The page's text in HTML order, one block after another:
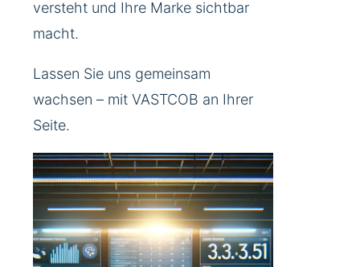
versteht und Ihre Marke sichtbar
macht.
Lassen Sie uns gemeinsam
wachsen – mit VASTCOB an Ihrer
Seite.